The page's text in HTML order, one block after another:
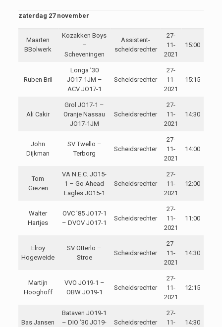
zaterdag 27 november
Maarten
BBolwerk
Kozakken Boys
–
Scheveningen
Assistent-
scheidsrechter
27-
11-
2021
15:00
Ruben Bril
Longa ’30
JO17-1JM –
ACV JO17-1
Scheidsrechter
27-
11-
2021
15:15
Ali Cakir
Grol JO17-1 –
Oranje Nassau
JO17-1JM
Scheidsrechter
27-
11-
2021
14:30
John
Dijkman
SV Twello –
Terborg
Scheidsrechter
27-
11-
2021
14:00
Tom
Giezen
VA N.E.C. JO15-
1 – Go Ahead
Eagles JO15-1
Scheidsrechter
27-
11-
2021
12:00
Walter
Hartjes
OVC ’85 JO17-1
– DVOV JO17-1
Scheidsrechter
27-
11-
2021
11:00
Elroy
Hogeweide
SV Otterlo –
Stroe
Scheidsrechter
27-
11-
2021
14:30
Martijn
Hooghoff
VVO JO19-1 –
OBW JO19-1
Scheidsrechter
27-
11-
2021
12:15
Bas Jansen
Bataven JO19-1
– DIO ’30 JO19-
Scheidsrechter
27-
11-
14:30